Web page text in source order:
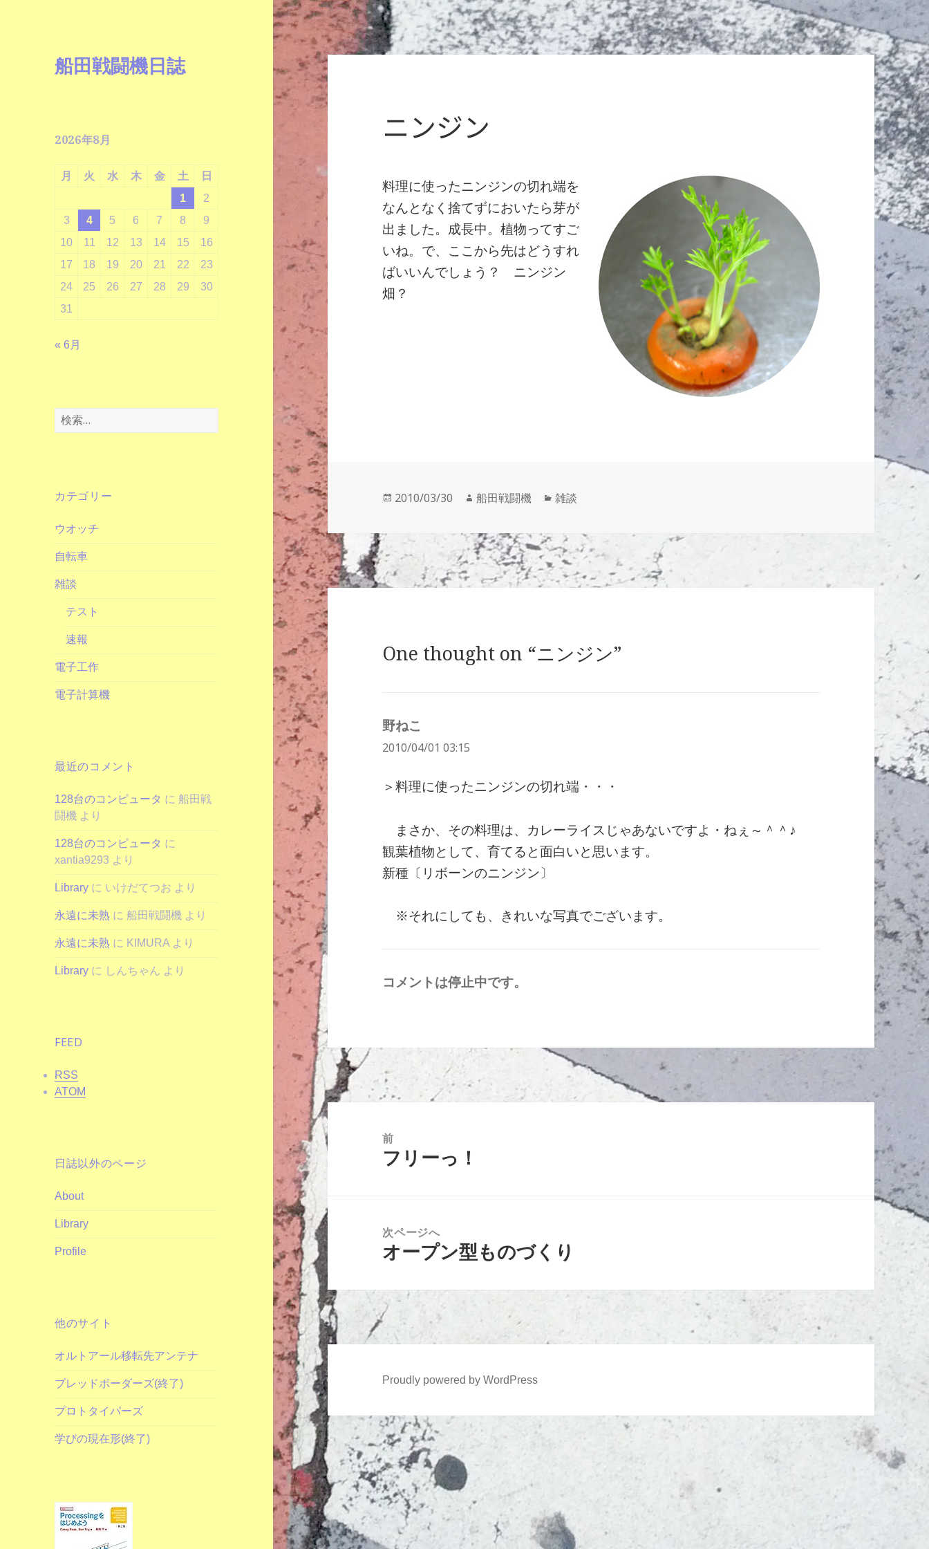
船田戦闘機日誌
2026年8月
月 火 水 木 金 土
日
1
2
3
4 5 6 7 8
9
10
11 12 13 14 15
16
17
18 19 20 21 22
23
24
25 26 27 28 29
30
31
« 6月
検
索:
カテゴリー
ウオッチ
自転車
雑談
テスト
速報
電子工作
電子計算機
最近のコメント
128台のコンピュータ に船田戦
闘機 より
128台のコンピュータ に
xantia9293 より
Library に いけだてつお より
永遠に未熟 に船田戦闘機 より
永遠に未熟 に KIMURA より
Library に しんちゃん より
FEED
RSS
ATOM
日誌以外のページ
About
Library
Profile
他のサイト
オルトアール移転先アンテナ
ブレッドボーダーズ(終了)
プロトタイパーズ
学びの現在形(終了)
ニンジン
料理に使ったニンジンの切れ端を
なんとなく捨てずにおいたら芽が
出ました。成長中。植物ってすご
いね。で、ここから先はどうすれ
ばいいんでしょう？ ニンジン
畑？
投
2010/03/30
作
者
船田戦闘機
カ
ゴ
リ
ー
雑談
One thought on “ニンジン”
野ねこ
り:
2010/04/01 03:15
＞料理に使ったニンジンの切れ端・・・
まさか、その料理は、カレーライスじゃあないですよ・ねぇ～＾＾♪
観葉植物として、育てると面白いと思います。
新種〔リボーンのニンジン〕
※それにしても、きれいな写真でございます。
コメントは停止中です。
投
稿
ー
シ
前
前
フリーっ！
次ページへ
次
投
稿:
オープン型ものづくり
Proudly powered by WordPress